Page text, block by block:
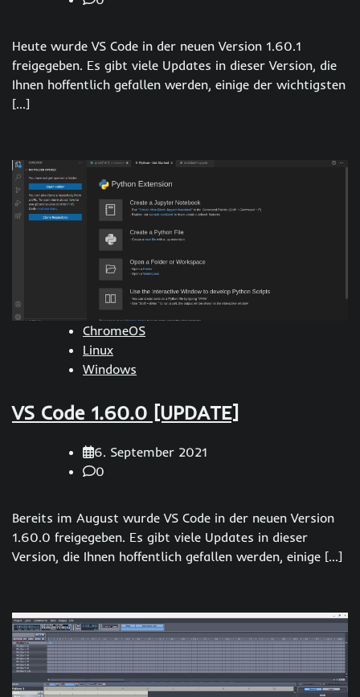
Heute wurde VS Code in der neuen Version 1.60.1
freigegeben. Es gibt viele Updates in dieser Version, die
Ihnen hoffentlich gefallen werden, einige der wichtigsten
[…]
ChromeOS
Linux
Windows
VS Code 1.60.0 [UPDATE]
6. September 2021
0
Bereits im August wurde VS Code in der neuen Version
1.60.0 freigegeben. Es gibt viele Updates in dieser
Version, die Ihnen hoffentlich gefallen werden, einige […]